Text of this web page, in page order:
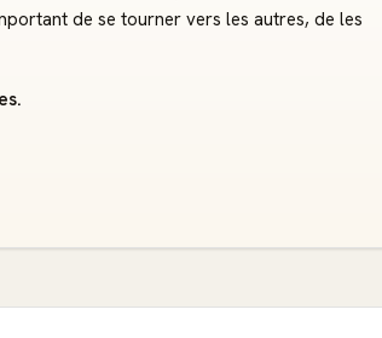
de se tourner vers les autres, de les